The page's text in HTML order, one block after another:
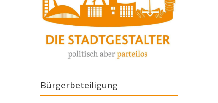
Bürgerbeteiligung